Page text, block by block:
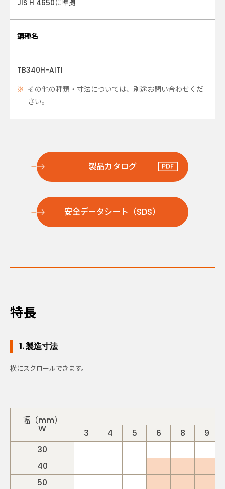
JIS H 4650に準拠
鋼種名
TB340H-AITI
その他の種類・寸法については、別途お問い合わせくだ
さい。
製品カタログ
安全データシート（SDS）
特長
1. 製造寸法
幅（mm）
W
3
4 5 6 8
9
30
40
50